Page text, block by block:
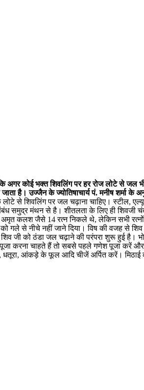
अगर कोई भक्त शिवलिंग पर हर रोज लोटे से
है। उज्जैन के ज्योतिषाचार्य पं. मनीष शर्मा के
से शिवलिंग पर जल चढ़ाना चाहिए। स्टील,
समुद्र मंथन से है। शीतलता के लिए ही
अमृत कलश जैसे 14 रत्न निकले थे, लेकिन सभी
गले से नीचे नहीं जाने दिया। विष की वजह से
जी को ठंडा जल चढ़ाने की परंपरा शुरू हुई है।
पूजा करना चाहते हैं तो सबसे पहले गणेश पूजा
धतूरा, आंकड़े के फूल आदि चीजें अर्पित करें। मिठाई